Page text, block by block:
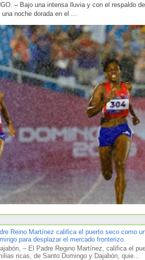
– Bajo una intensa lluvia y con el respaldo
noche dorada en el ...
Reino Martínez califica el puerto seco como
para desplazar el mercado fronterizo.
– El Padre Regino Martínez, califica el
ricas, de Santo Domingo y Dajabón, quie...